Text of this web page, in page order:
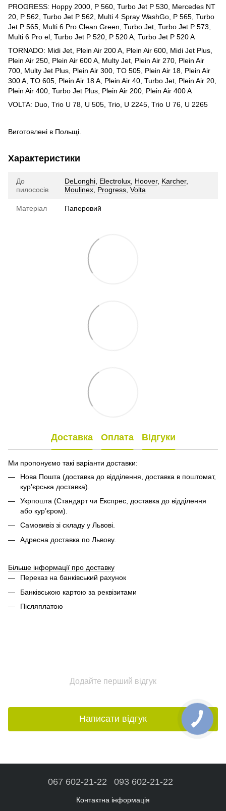
PROGRESS: Hoppy 2000, P 560, Turbo Jet P 530, Mercedes NT
20, P 562, Turbo Jet P 562, Multi 4 Spray WashGo, P 565, Turbo
Jet P 565, Multi 6 Pro Clean Green, Turbo Jet, Turbo Jet P 573,
Multi 6 Pro el, Turbo Jet P 520, P 520 A, Turbo Jet P 520 A
TORNADO: Midi Jet, Plein Air 200 A, Plein Air 600, Midi Jet Plus,
Plein Air 250, Plein Air 600 A, Multy Jet, Plein Air 270, Plein Air
700, Multy Jet Plus, Plein Air 300, TO 505, Plein Air 18, Plein Air
300 A, TO 605, Plein Air 18 A, Plein Air 40, Turbo Jet, Plein Air 20,
Plein Air 400, Turbo Jet Plus, Plein Air 200, Plein Air 400 A
VOLTA: Duo, Trio U 78, U 505, Trio, U 2245, Trio U 76, U 2265
Виготовлені в Польщі.
Характеристики
До
пилососів
DeLonghi Electrolux Hoover, Karcher,
Moulinex Progress Volta
Матеріал Паперовий
Доставка Оплата Відгуки
Ми пропонуємо такі варіанти доставки:
Нова Пошта (доставка до відділення, доставка в поштомат,
кур’єрська доставка).
Укрпошта (Стандарт чи Експрес, доставка до відділення
або кур’єром).
Самовивіз зі складу у Львові.
Адресна доставка по Львову.
Більше інформації про доставку
Переказ на банківський рахунок
Банківською картою за реквізитами
Післяплатою
Додайте перший відгук
Написати відгук
067 602-21-22 093 602-21-22
Контактна інформація